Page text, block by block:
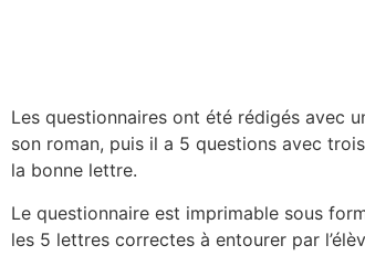
Les questionnaires ont été rédigés avec
son roman, puis il a 5 questions avec
la bonne lettre.
Le questionnaire est imprimable sous
les 5 lettres correctes à entourer par